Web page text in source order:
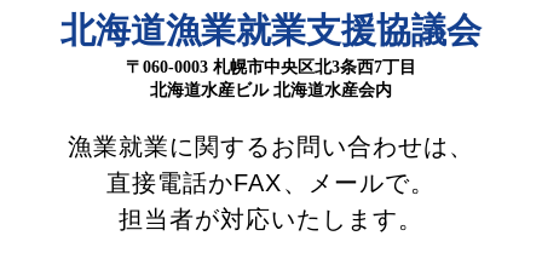
北海道漁業就業支援協議会
〒060-0003 札幌市中央区北3条西7丁目
北海道水産ビル 北海道水産会内
漁業就業に関するお問い合わせは、
直接電話かFAX、メールで。
担当者が対応いたします。